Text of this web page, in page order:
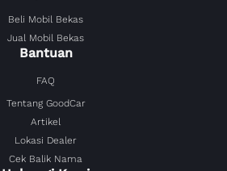
Beli Mobil Bekas
Jual Mobil Bekas
Bantuan
FAQ
Tentang GoodCar
Artikel
Lokasi Dealer
Cek Balik Nama